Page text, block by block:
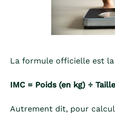
La formule officielle est la
IMC = Poids (en kg) ÷
Autrement dit, pour